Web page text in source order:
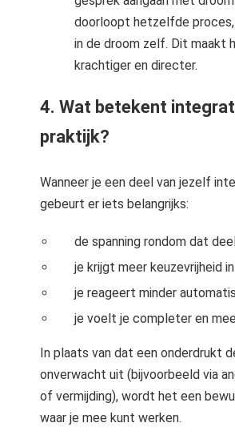
doorloopt hetzelfde proces,
in de droom zelf. Dit maakt
krachtiger en directer.
4. Wat betekent
praktijk?
Wanneer je een deel van jezelf
gebeurt er iets belangrijks:
de spanning rondom dat
je krijgt meer keuzevrijheid
je reageert minder
je voelt je completer en
In plaats van dat een onderdrukt
onverwacht uit (bijvoorbeeld via
of vermijding), wordt het een
waar je mee kunt werken.